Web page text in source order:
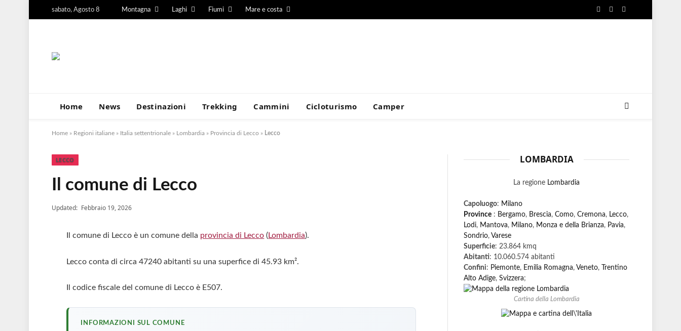
sabato, Agosto 8 Montagna Laghi Fiumi Mare e costa
Facebook
X
Instagram
Home News Destinazioni Trekking Cammini Cicloturismo Camper
Home » Regioni italiane » Italia settentrionale » Lombardia » Provincia di Lecco » Lecco
LECCO
Il comune di Lecco
Updated: Febbraio 19, 2026
Il comune di Lecco è un comune della provincia di Lecco (Lombardia).
Lecco conta di circa 47240 abitanti su una superfice di 45.93 km².
Il codice fiscale del comune di Lecco è E507.
INFORMAZIONI SUL COMUNE
LOMBARDIA
La regione Lombardia
Capoluogo: Milano
Province : Bergamo, Brescia, Como, Cremona, Lecco,
Lodi, Mantova, Milano, Monza e della Brianza, Pavia,
Sondrio, Varese
Superficie: 23.864 kmq
Abitanti: 10.060.574 abitanti
Confini: Piemonte, Emilia Romagna, Veneto,
Trentino
Alto Adige, Svizzera;
Cartina della Lombardia